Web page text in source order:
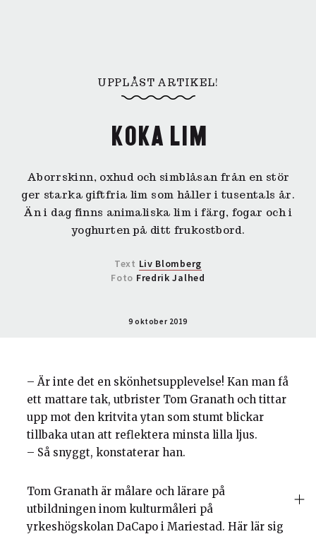
UPPLÅST ARTIKEL!
KOKA LIM
Aborrskinn, oxhud och simblåsan från en stör
ger starka giftfria lim som håller i tusentals år.
Än i dag finns animaliska lim i färg, fogar och i
yoghurten på ditt frukostbord.
Text Liv Blomberg
Foto Fredrik Jalhed
9 oktober 2019
– Är inte det en skönhetsupplevelse! Kan man få
ett mattare tak, utbrister Tom Granath och tittar
upp mot den kritvita ytan som stumt blickar
tillbaka utan att reflektera minsta lilla ljus.
– Så snyggt, konstaterar han.
Tom Granath är målare och lärare på
utbildningen inom kulturmåleri på
yrkeshögskolan DaCapo i Mariestad. Här lär sig